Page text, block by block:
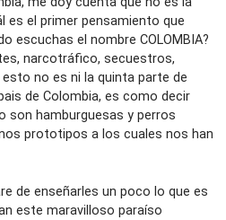
es el primer pensamiento que
escuchas el nombre COLOMBIA?
narcotráfico, secuestros,
no es ni la quinta parte de
de Colombia, es como decir
son hamburguesas y perros
prototipos a los cuales nos han
de enseñarles un poco lo que es
este maravilloso paraíso